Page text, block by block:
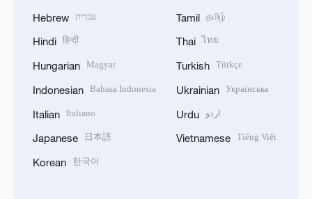
Hebrew עברית
Hindi हिन्दी
Hungarian Magyar
Indonesian Bahasa Indonesia
Italian Italiano
Japanese 日本語
Korean 한국어
Tamil தமிழ்
Thai ไทย
Turkish Türkçe
Ukrainian Українська
Urdu اردو
Vietnamese Tiếng Việt